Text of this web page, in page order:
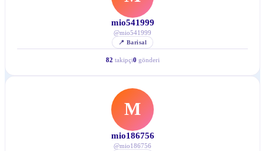
mio541999
@mio541999
📍 Barisal
82 takipçi0 gönderi
M
mio186756
@mio186756